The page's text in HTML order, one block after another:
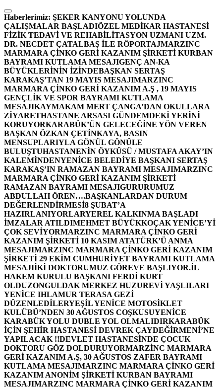
İçeriğe
atla
Haberlerimiz: ŞEKER KANYONU YOLUNDA
ÇALIŞMALAR BAŞLADIÖZEL MEDİKAR HASTANESİ
FİZİK TEDAVİ VE REHABİLİTASYON UZMANI UZM.
DR. NECDET ÇATALBAŞ İLE RÖPORTAJMARZINC
MARMARA ÇİNKO GERİ KAZANIM ŞİRKETİ KURBAN
BAYRAMI KUTLAMA MESAJIGENÇ AN-KA
BÜYÜKLERİNİN İZİNDEBAŞKAN SERTAŞ
KARAKAŞ’TAN 19 MAYIS MESAJIMARZINC
MARMARA ÇİNKO GERİ KAZANIM A.Ş , 19 MAYIS
GENÇLİK VE SPOR BAYRAMI KUTLAMA
MESAJIKAYMAKAM MERT ÇANGA’DAN OKULLARA
ZİYARETHASTANE ARSASI GÜNDEMDEKİ YERİNİ
KORUYORKARABÜK’ÜN GELECEĞİNE YÖN VEREN
BAŞKAN ÖZKAN ÇETİNKAYA, BASIN
MENSUPLARIYLA GÖNÜL GÖNÜLE
BULUŞTUHASTANENİN ÖYKÜSÜ / MUSTAFA AKAY’IN
KALEMİNDENYENİCE BELEDİYE BAŞKANI SERTAŞ
KARAKAŞ’IN RAMAZAN BAYRAMI MESAJIMARZINC
MARMARA ÇİNKO GERİ KAZANIM ŞİRKETİ
RAMAZAN BAYRAMI MESAJIGURURUMUZ
ABDULLAH ÖREN….BAŞKANLARDAN DURUM
DEĞERLENDİRMESİ8 ŞUBAT’A
HAZIRLANIYORLARYEREL KALKINMA BAŞLADI
İMZALAR ATILDIMEHMET BÜYÜKKOÇAK YENİCE’Yİ
ÇOK SEVİYORMARZINC MARMARA ÇİNKO GERİ
KAZANIM ŞİRKETİ 10 KASIM ATATÜRK’Ü ANMA
MESAJIMARZINC MARMARA ÇİNKO GERİ KAZANIM
ŞİRKETİ 29 EKİM CUMHURİYET BAYRAMI KUTLAMA
MESAJIİKİ DOKTORUMUZ GÖREVE BAŞLIYOR.İL
HAKEM KURULU BAŞKANI FERDİ KURT
OLDUZONGULDAK MERKEZ HUZUREVİ YAŞLILARI
YENİCE IHLAMUR TERASA GEZİ
DÜZENLEDİLERYEŞİL YENİCE MOTOSİKLET
KULÜBÜ’NDEN 30 AĞUSTOS COŞKUSUYENİCE
KARABÜK YOLU DUBLE YOL OLMALIDIRKARABÜK
İÇİN ŞEHİR HASTANESİ DEVREK ÇAYDEĞİRMENİ’NE
YAPILACAK !!DEVLET HASTANESİNDE ÇOCUK
DOKTORU GÖZ DOLDURUYORMARZİNC MARMARA
GERİ KAZANIM A.Ş, 30 AĞUSTOS ZAFER BAYRAMI
KUTLAMA MESAJIMARZINC MARMARA ÇİNKO GERİ
KAZANIM ANONİM ŞİRKETİ KURBAN BAYRAMI
MESAJIMARZINC MARMARA ÇİNKO GERİ KAZANIM